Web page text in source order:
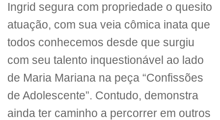
Ingrid segura com propriedade o quesito
atuação, com sua veia cômica inata que
todos conhecemos desde que surgiu
com seu talento inquestionável ao lado
de Maria Mariana na peça “Confissões
de Adolescente”. Contudo, demonstra
ainda ter caminho a percorrer em outros